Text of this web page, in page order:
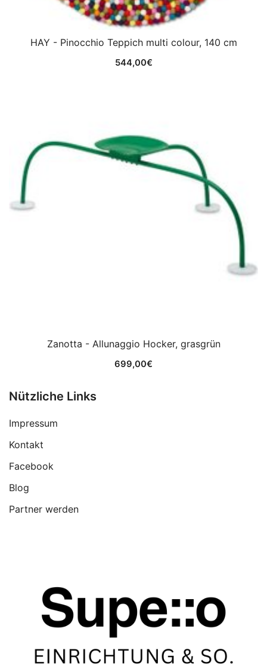
HAY - Pinocchio Teppich multi colour, 140 cm
544,00€
Zanotta - Allunaggio Hocker, grasgrün
699,00€
Nützliche Links
Impressum
Kontakt
Facebook
Blog
Partner werden